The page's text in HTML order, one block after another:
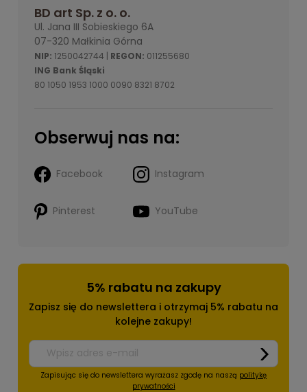
BD art Sp. z o. o.
Ul. Jana III Sobieskiego 6A
07-320 Małkinia Górna
NIP: 1250042744 | REGON: 011255680
ING Bank Śląski
80 1050 1953 1000 0090 8321 8702
Obserwuj nas na:
Facebook Instagram
Pinterest YouTube
5% rabatu na zakupy
Zapisz się do newslettera i otrzymaj 5% rabatu na
kolejne zakupy!
Zapisując się do newslettera wyrażasz zgodę na naszą politykę
prywatności